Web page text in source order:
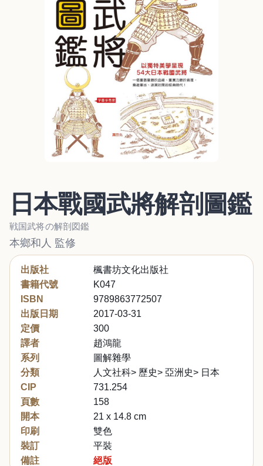
日本戰國武將解剖圖鑑
戦国武将の解剖図鑑
本鄉和人 監修
出版社
楓書坊文化出版社
書籍代號
K047
ISBN
9789863772507
出版日期
2017-03-31
定價
300
譯者
趙鴻龍
系列
圖解雜學
分類
人文社科> 歷史> 亞洲史> 日本
CIP
731.254
頁數
158
開本
21 x 14.8 cm
印刷
雙色
裝訂
平裝
備註
絕版